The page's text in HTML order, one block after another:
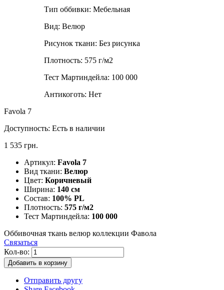
Тип оббивки: Мебельная
Вид: Велюр
Рисунок ткани: Без рисунка
Плотность: 575 г/м2
Тест Мартиндейла: 100 000
Антикоготь: Нет
Favola 7
Доступность: Есть в наличии
1 535 грн.
Артикул: Favola 7
Вид ткани: Велюр
Цвет: Коричневый
Ширина: 140 см
Состав: 100% PL
Плотность: 575 г/м2
Тест Мартиндейла: 100 000
Оббивочная ткань велюр коллекции Фавола
Связаться
Кол-во:
Добавить в корзину
Отправить другу